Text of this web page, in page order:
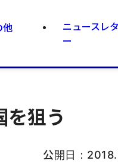
他
ニュースレタ
ー
を狙う
公開日：